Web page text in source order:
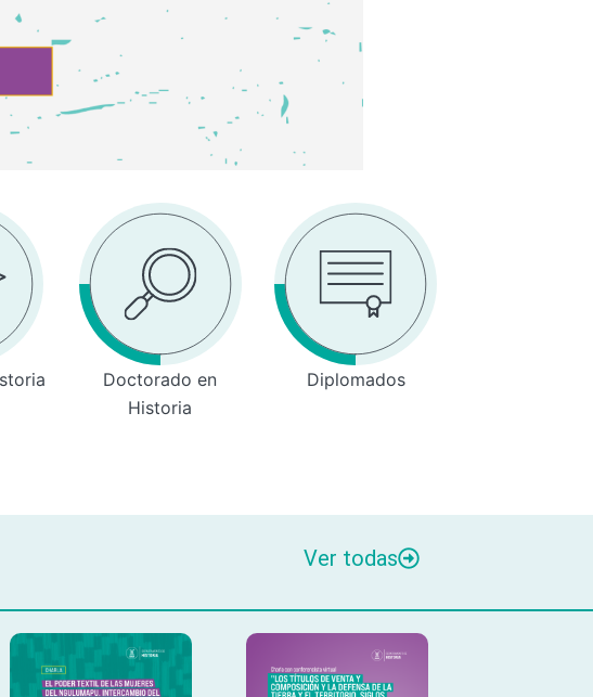
Doctorado en
Historia
Diplomados
Ver todas